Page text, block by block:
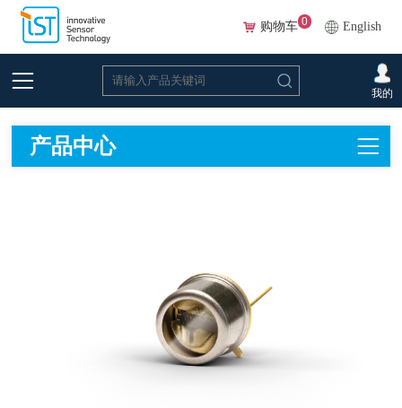
English
购物车 0
我的
首页 在线选型(Beta)>红外光源
产品中心